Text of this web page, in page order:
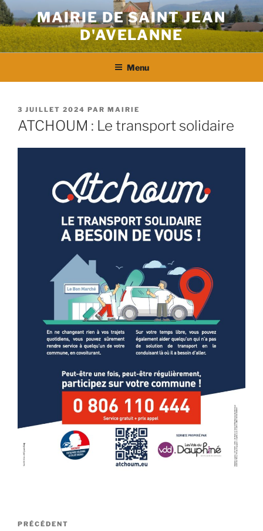
Aller
au
contenu
principal
MAIRIE DE SAINT JEAN
D'AVELANNE
Menu
PUBLIÉ
LE
3 JUILLET 2024 PAR MAIRIE
ATCHOUM : Le transport solidaire
Navigation
Article
PRÉCÉDENT